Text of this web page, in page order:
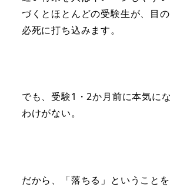
づくとほとんどの受験生が、目
必死に打ち込みます。
でも、受験1・2か月前に本気に
わけがない。
だから、「落ちる」ということを